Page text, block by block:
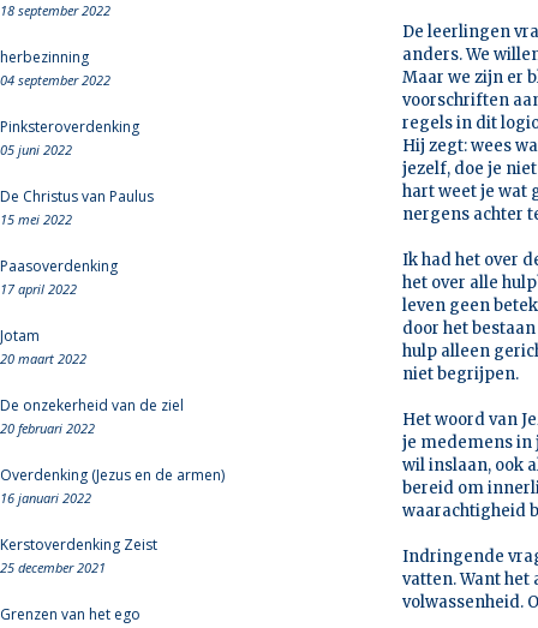
18 september 2022
herbezinning
04 september 2022
Pinksteroverdenking
05 juni 2022
De Christus van Paulus
15 mei 2022
Paasoverdenking
17 april 2022
Jotam
20 maart 2022
De onzekerheid van de ziel
20 februari 2022
Overdenking (Jezus en de armen)
16 januari 2022
Kerstoverdenking Zeist
25 december 2021
Grenzen van het ego
De leerlingen
anders. We
Maar we zijn er
voorschriften
regels in dit
Hij zegt: wees
jezelf, doe je
hart weet je wat
nergens achter
Ik had het over
het over alle
leven geen
door het
hulp alleen
niet begrijpen.
Het woord van
je medemens in
wil inslaan, ook
bereid om
waarachtigheid
Indringende
vatten. Want het
volwassenheid.